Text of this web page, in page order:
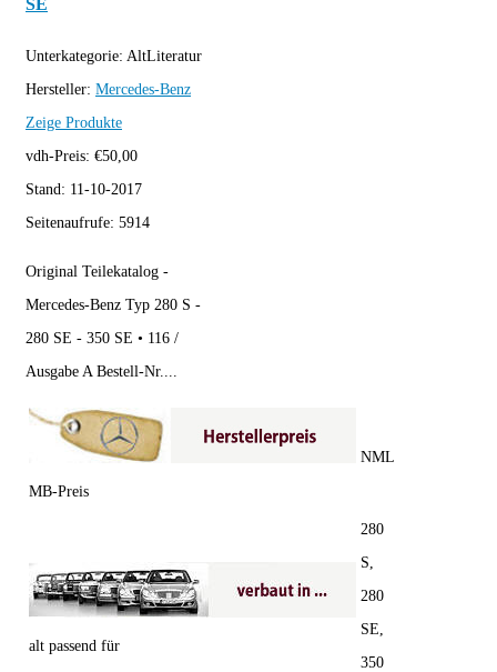
SE
Unterkategorie: AltLiteratur
Hersteller: Mercedes-Benz
Zeige Produkte
vdh-Preis: €50,00
Stand: 11-10-2017
Seitenaufrufe: 5914
Original Teilekatalog -
Mercedes-Benz Typ 280 S -
280 SE - 350 SE • 116 /
Ausgabe A Bestell-Nr....
MB-Preis
NML
alt passend für
280
S,
280
SE,
350